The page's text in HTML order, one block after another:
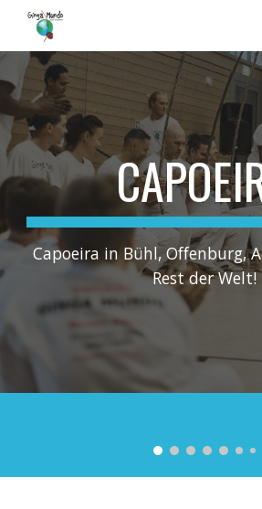
Skip to main content
Capoeira inBühl, Offenburg,
Rest der Welt!